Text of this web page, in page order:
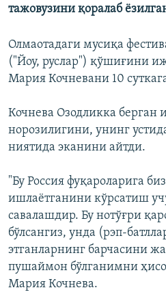
тажовузини қоралаб
Олмаотадаги мусиқа
("Йоу, руслар") қўшиғини
Мария Кочневани 10
Кочнева Озодликка берган
норозилигини, унинг
ниятида эканини айтди.
"Бу Россия фуқароларига
ишлаётганини кўрсатиш
савалашдир. Бу нотўғри
бўлсангиз, унда (рэп-
этганларнинг барчасини
пушаймон бўлганимни
Мария Кочнева.